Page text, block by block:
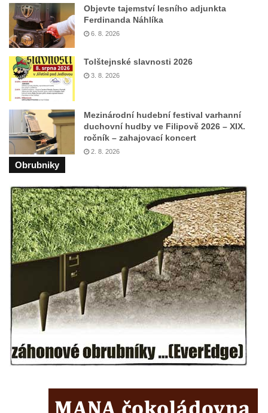
Kříž na rozcestí u domu čp. 123 v
Mikulášovicích
Mikulášovicích
Kříž na louce v horních Mikulášovicích
Mikulášovicích
Kříž Neubaukreuz u domu čp. 698 v
Mikulášovicích
Kříž manželů Endlerových u továrního
objektu v Mikulášovicích
Kříž u silnice východně od Mikulášovic
Meyerův kříž východně od Mikulášovic
Kříž u rozcestí k větrnému mlýnu Světlík v
Horním Podluží
Kříž u domu čp. 1016 v Mikulášovicích
Herltův kříž u Mikova v Mikulášovicích
Kříž u Borských u domu čp. 859 v
Mikulášovicích
Kříž Ließnerových naproti Mikovu v
Mikulášovicích
Mikovu v Mikulášovicích
Objevte tajemství lesního adjunkta
Ferdinanda Náhlíka
6. 8. 2026
Tolštejnské slavnosti 2026
3. 8. 2026
Mezinárodní hudební festival varhanní
duchovní hudby ve Filipově 2026 – XIX.
ročník – zahajovací koncert
2. 8. 2026
Obrubniky